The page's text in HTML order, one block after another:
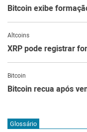
Bitcoin exibe
Altcoins
XRP pode registrar
Bitcoin
Bitcoin recua após
Glossário